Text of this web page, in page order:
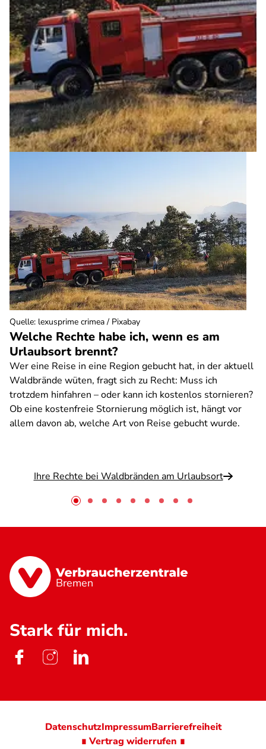
Welche Rechte habe ich, wenn es am
Urlaubsort brennt?
Wer eine Reise in eine Region gebucht hat, in der aktuell
Waldbrände wüten, fragt sich zu Recht: Muss ich
trotzdem hinfahren – oder kann ich kostenlos stornieren?
Ob eine kostenfreie Stornierung möglich ist, hängt vor
allem davon ab, welche Art von Reise gebucht wurde.
Ihre Rechte bei Waldbränden am Urlaubsort
Quelle: lexusprime crimea / Pixabay
Bremen
Stark für mich.
DatenschutzImpressumBarrierefreiheit
∎ Vertrag widerrufen ∎